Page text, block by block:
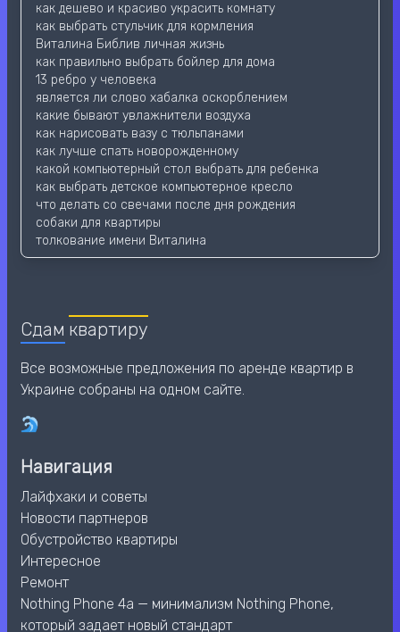
как дешево и красиво украсить комнату
как выбрать стульчик для кормления
Виталина Библив личная жизнь
как правильно выбрать бойлер для дома
13 ребро у человека
является ли слово хабалка оскорблением
какие бывают увлажнители воздуха
как нарисовать вазу с тюльпанами
как лучше спать новорожденному
какой компьютерный стол выбрать для ребенка
как выбрать детское компьютерное кресло
что делать со свечами после дня рождения
собаки для квартиры
толкование имени Виталина
Сдам квартиру
Все возможные предложения по аренде квартир в
Украине собраны на одном сайте.
Навигация
Лайфхаки и советы
Новости партнеров
Обустройство квартиры
Интересное
Ремонт
Nothing Phone 4a — минимализм Nothing Phone,
который задает новый стандарт